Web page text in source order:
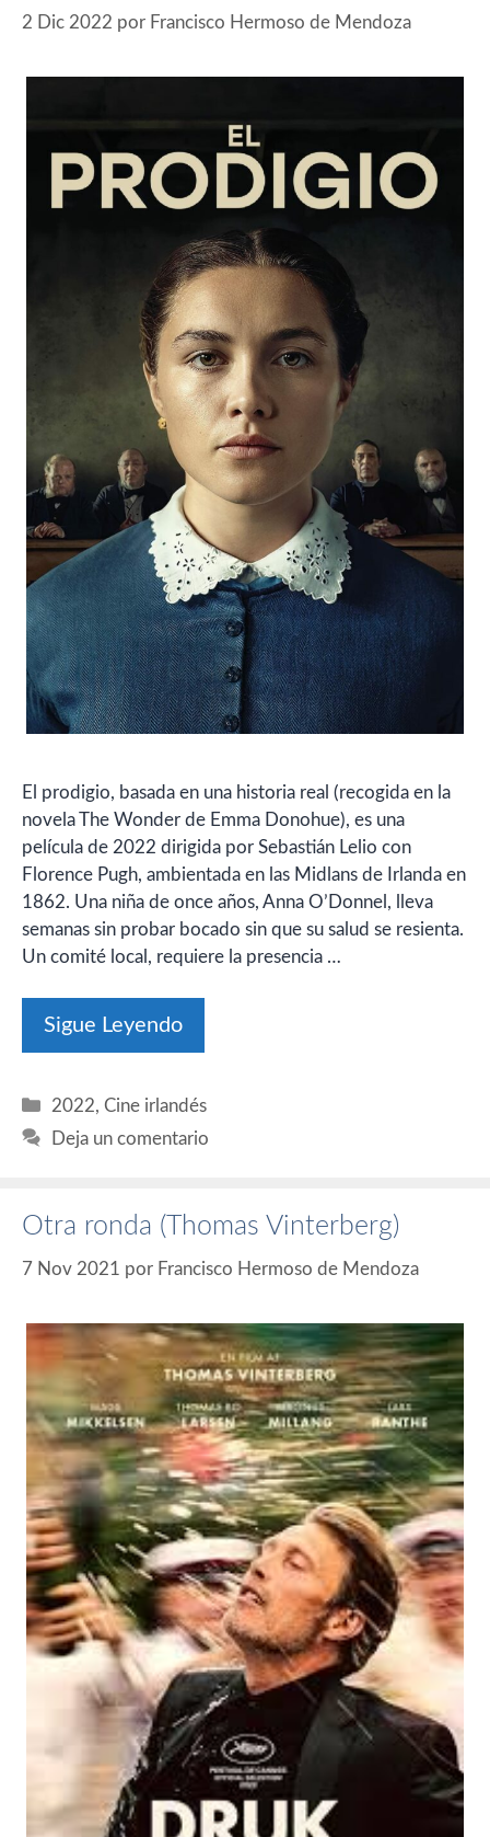
2 Dic 2022 por Francisco Hermoso de Mendoza
El prodigio, basada en una historia real (recogida en la
novela The Wonder de Emma Donohue), es una
película de 2022 dirigida por Sebastián Lelio con
Florence Pugh, ambientada en las Midlans de Irlanda en
1862. Una niña de once años, Anna O’Donnel, lleva
semanas sin probar bocado sin que su salud se resienta.
Un comité local, requiere la presencia …
Sigue Leyendo
Categorías
2022,Cine irlandés
Deja un comentario
Otra ronda (Thomas Vinterberg)
7 Nov 2021 por Francisco Hermoso de Mendoza